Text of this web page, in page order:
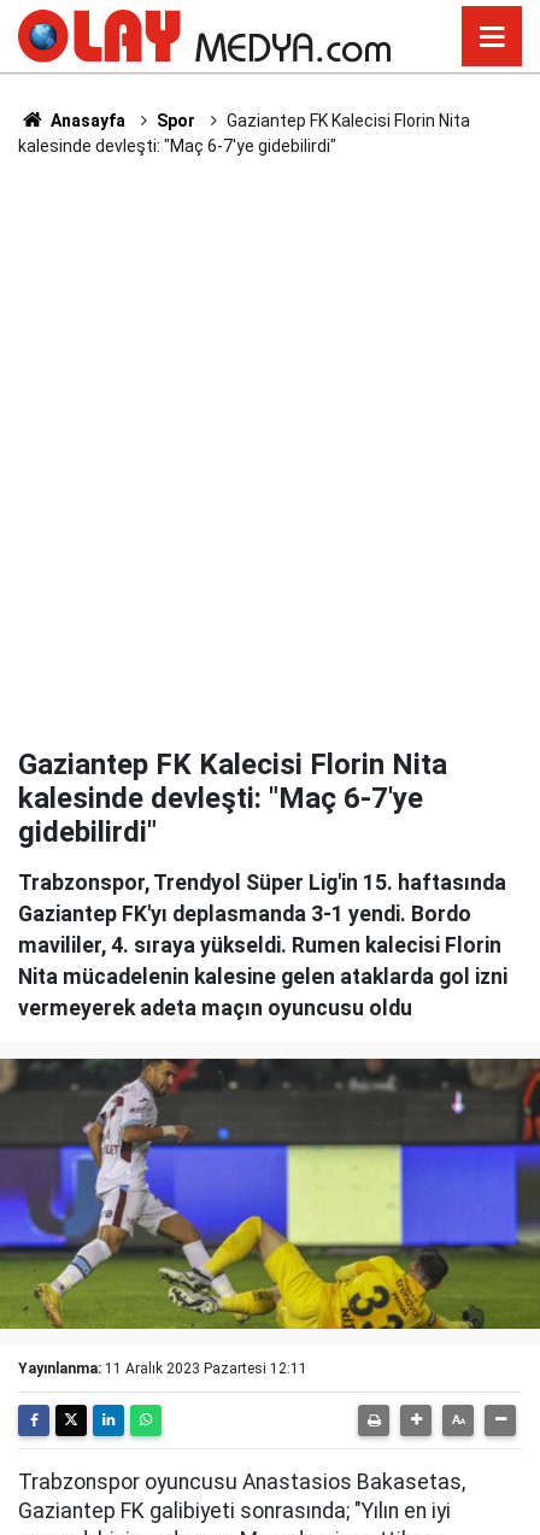
Anasayfa Spor
Gaziantep FK Kalecisi Florin Nita
kalesinde devleşti: "Maç 6-7'ye gidebilirdi"
Gaziantep FK Kalecisi Florin Nita
kalesinde devleşti: "Maç 6-7'ye
gidebilirdi"
Trabzonspor, Trendyol Süper Lig'in 15. haftasında
Gaziantep FK'yı deplasmanda 3-1 yendi. Bordo
mavililer, 4. sıraya yükseldi. Rumen kalecisi Florin
Nita mücadelenin kalesine gelen ataklarda gol izni
vermeyerek adeta maçın oyuncusu oldu
Yayınlanma: 11 Aralık 2023 Pazartesi 12:11
Trabzonspor oyuncusu Anastasios Bakasetas,
Gaziantep FK galibiyeti sonrasında; "Yılın en iyi